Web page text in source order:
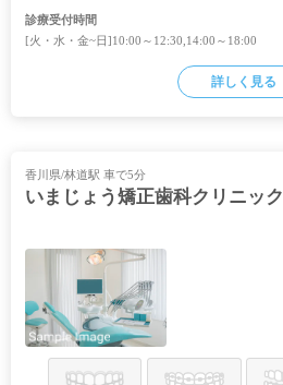
診療受付時間
[火・水・金~日]10:00～12:30,14:00～18:00
詳しく見る
香川県/林道駅 車で5分
いまじょう矯正歯科クリニック